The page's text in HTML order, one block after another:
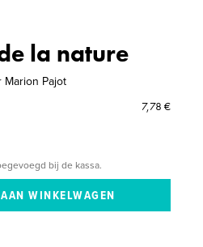
la nature
Marion Pajot
7,78 €
bij de kassa.